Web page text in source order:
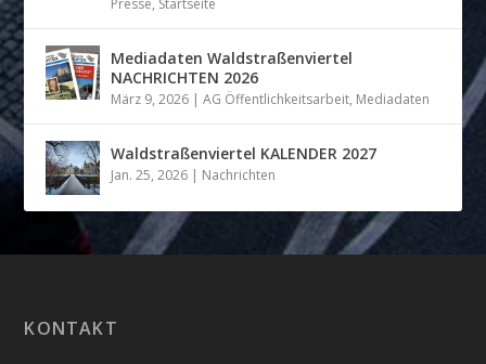
Mediadaten Waldstraßenviertel
NACHRICHTEN 2026
März 9, 2026 |AG Öffentlichkeitsarbeit, Mediadaten
Waldstraßenviertel KALENDER 2027
Jan. 25, 2026 | Nachrichten
KONTAKT